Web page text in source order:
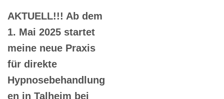
AKTUELL!!! Ab dem
1. Mai 2025 startet
meine neue Praxis
für direkte
Hypnosebehandlung
en in Talheim bei